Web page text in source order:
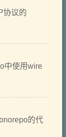
协议的
中使用wire
的代